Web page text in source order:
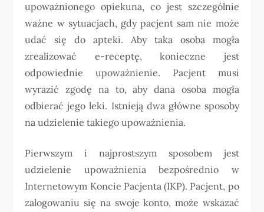
upoważnionego opiekuna, co jest szczególnie
ważne w sytuacjach, gdy pacjent sam nie może
udać się do apteki. Aby taka osoba mogła
zrealizować e-receptę, konieczne jest
odpowiednie upoważnienie. Pacjent musi
wyrazić zgodę na to, aby dana osoba mogła
odbierać jego leki. Istnieją dwa główne sposoby
na udzielenie takiego upoważnienia.
Pierwszym i najprostszym sposobem jest
udzielenie upoważnienia bezpośrednio w
Internetowym Koncie Pacjenta (IKP). Pacjent, po
zalogowaniu się na swoje konto, może wskazać